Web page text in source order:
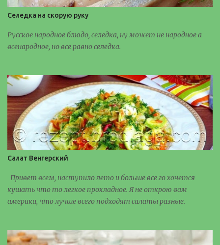
Селедка на скорую руку
Русское народное блюдо, селедка, ну может не народное а
всенародное, но все равно селедка.
Салат Венгерский
Привет всем, наступило лето и больше все го хочется
кушать что то легкое прохладное. Я не открою вам
америки, что лучше всего подходят салаты разные.